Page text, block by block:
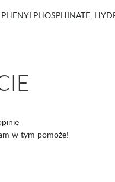
w tym pomoże!